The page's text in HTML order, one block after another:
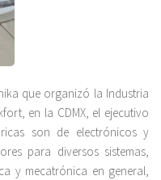
que organizó la Industria
en la CDMX, el ejecutivo
son de electrónicos y
para diversos sistemas,
y mecatrónica en general,